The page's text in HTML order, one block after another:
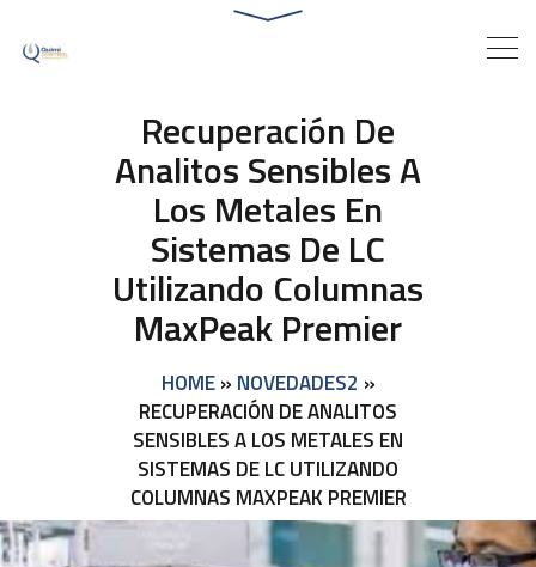
Recuperación De
Analitos Sensibles A
Los Metales En
Sistemas De LC
Utilizando Columnas
MaxPeak Premier
HOME» NOVEDADES2 »
RECUPERACIÓN DE ANALITOS
SENSIBLES A LOS METALES EN
SISTEMAS DE LC UTILIZANDO
COLUMNAS MAXPEAK PREMIER